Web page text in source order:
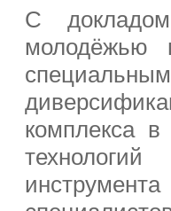
С
молодёжью
комплекса